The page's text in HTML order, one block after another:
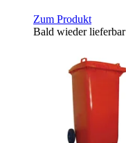
Zum Produkt
Bald wieder lieferbar